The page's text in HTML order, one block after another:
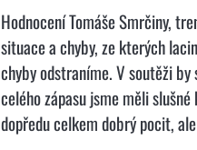
Hodnocení Tomáše Smrčiny,
situace a chyby, ze kterých
chyby odstraníme. V soutěži
celého zápasu jsme měli
dopředu celkem dobrý pocit,